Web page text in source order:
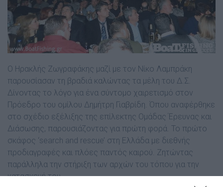
Ο Ηρακλής Ζωγραφάκης μαζί με τον Νίκο Λαμπράκη
παρουσίασαν τη βραδιά καλώντας τα μέλη του Δ.Σ.
Δίνοντας το λόγο για ένα σύντομο χαιρετισμό στον
Πρόεδρο του ομίλου Δημήτρη Γιαβρίδη. Όπου αναφέρθηκε
στο σχέδιο εξέλιξης της επίλεκτης Ομάδας Έρευνας και
Διάσωσης, παρουσιάζοντας για πρώτη φορά. Το πρώτο
σκάφος ‘search and rescue’ στη Ελλάδα με διεθνής
προδιαγραφές και πλόες παντός καιρού. Ζητώντας
παράλληλα την στήριξη των αρχών του τόπου για την
κατασκευή του.